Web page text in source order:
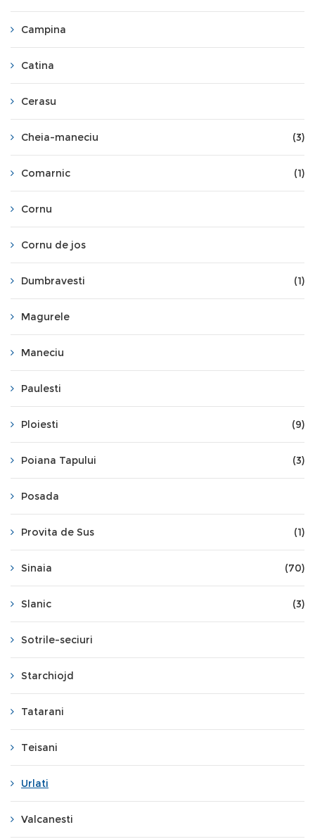
Campina
Catina
Cerasu
Cheia-maneciu (3)
Comarnic (1)
Cornu
Cornu de jos
Dumbravesti (1)
Magurele
Maneciu
Paulesti
Ploiesti (9)
Poiana Tapului (3)
Posada
Provita de Sus (1)
Sinaia (70)
Slanic (3)
Sotrile-seciuri
Starchiojd
Tatarani
Teisani
Urlati
Valcanesti